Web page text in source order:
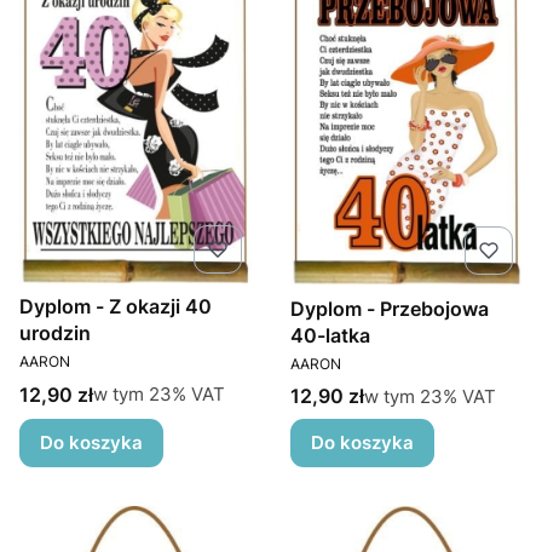
Dyplom - Z okazji 40
urodzin
PRODUCENT
AARON
Cena brutto
12,90 złw tym %s VAT
w tym 23% VAT
Do koszyka
Dyplom - Przebojowa
40-latka
PRODUCENT
AARON
Cena brutto
12,90 złw tym %s VAT
w tym 23% VAT
Do koszyka